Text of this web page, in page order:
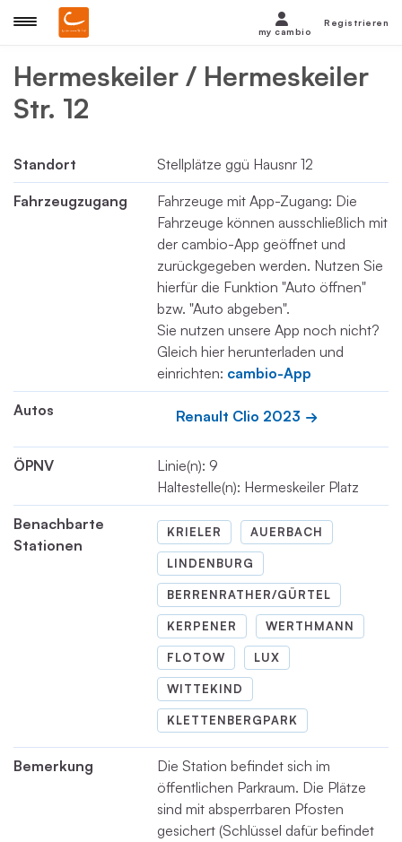
Hermeskeiler / Hermeskeiler
Str. 12
Standort Stellplätze ggü Hausnr 12
Fahrzeugzugang
Fahrzeuge mit App-Zugang: Die
Fahrzeuge können ausschließlich mit
der cambio-App geöffnet und
zurückgegeben werden. Nutzen Sie
hierfür die Funktion "Auto öffnen"
bzw. "Auto abgeben".
Sie nutzen unsere App noch nicht?
Gleich hier herunterladen und
einrichten: cambio-App
Autos Renault Clio 2023
ÖPNV
Linie(n): 9
Haltestelle(n): Hermeskeiler Platz
Benachbarte
Stationen
KRIELER AUERBACH
LINDENBURG
BERRENRATHER/GÜRTEL
KERPENER WERTHMANN
FLOTOW LUX
WITTEKIND
KLETTENBERGPARK
Bemerkung
Die Station befindet sich im
öffentlichen Parkraum. Die Plätze
sind mit absperrbaren Pfosten
gesichert (Schlüssel dafür befindet
my cambio
Registrieren